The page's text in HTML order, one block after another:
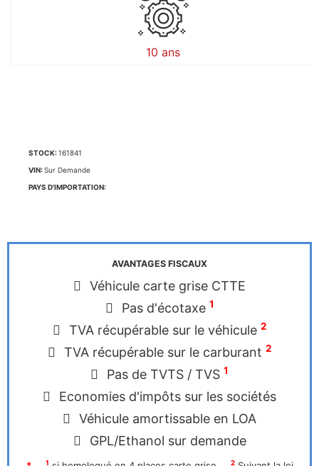
10 ans
STOCK:161841
VIN:Sur Demande
PAYS D'IMPORTATION:
AVANTAGES FISCAUX
Véhicule carte grise CTTE
Pas d'écotaxe 1
TVA récupérable sur le véhicule 2
TVA récupérable sur le carburant 2
Pas de TVTS / TVS 1
Economies d'impôts sur les sociétés
Véhicule amortissable en LOA
GPL/Ethanol sur demande
1 2